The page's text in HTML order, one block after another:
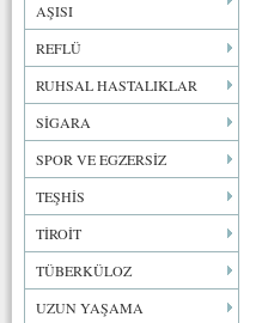
AŞISI
REFLÜ
RUHSAL HASTALIKLAR
SİGARA
SPOR VE EGZERSİZ
TEŞHİS
TİROİT
TÜBERKÜLOZ
UZUN YAŞAMA